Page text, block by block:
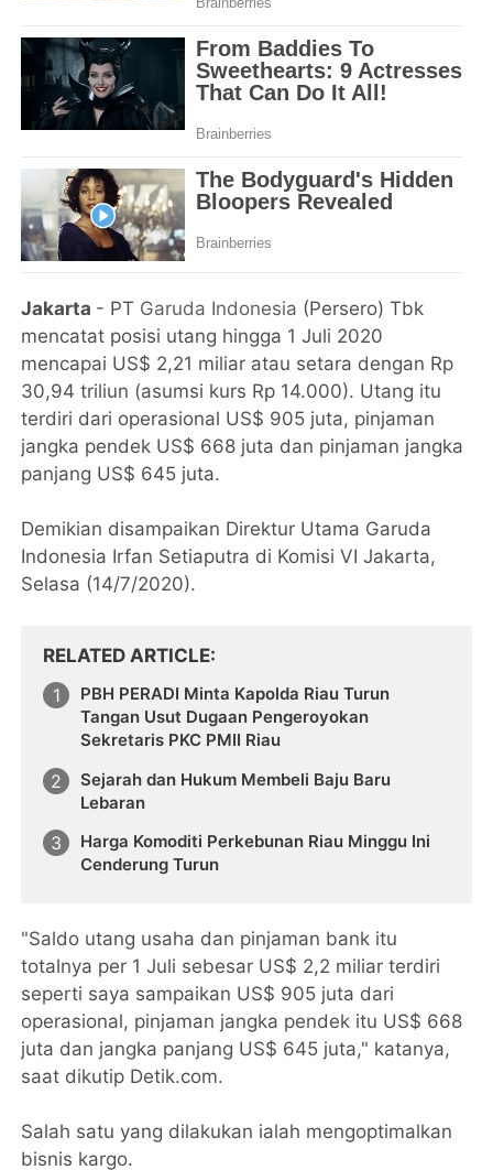
Jakarta - PT Garuda Indonesia (Persero) Tbk
mencatat posisi utang hingga 1 Juli 2020
mencapai US$ 2,21 miliar atau setara dengan Rp
30,94 triliun (asumsi kurs Rp 14.000). Utang itu
terdiri dari operasional US$ 905 juta, pinjaman
jangka pendek US$ 668 juta dan pinjaman jangka
panjang US$ 645 juta.
Demikian disampaikan Direktur Utama Garuda
Indonesia Irfan Setiaputra di Komisi VI Jakarta,
Selasa (14/7/2020).
RELATED ARTICLE
PBH PERADI Minta Kapolda Riau Turun
Tangan Usut Dugaan Pengeroyokan
Sekretaris PKC PMII Riau
Sejarah dan Hukum Membeli Baju Baru
Lebaran
Harga Komoditi Perkebunan Riau Minggu Ini
Cenderung Turun
"Saldo utang usaha dan pinjaman bank itu
totalnya per 1 Juli sebesar US$ 2,2 miliar terdiri
seperti saya sampaikan US$ 905 juta dari
operasional, pinjaman jangka pendek itu US$ 668
juta dan jangka panjang US$ 645 juta," katanya,
saat dikutip Detik.com.
Salah satu yang dilakukan ialah mengoptimalkan
bisnis kargo.